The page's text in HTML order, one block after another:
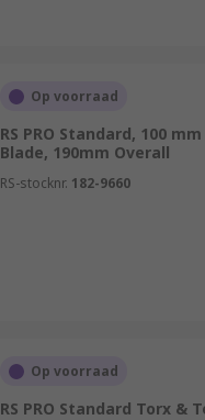
Op voorraad
RS PRO Standard, 100 mm
Blade, 190mm Overall
RS-stocknr. 182-9660
Op voorraad
RS PRO Standard Torx &